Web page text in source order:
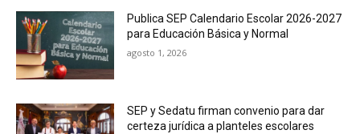
Publica SEP Calendario Escolar 2026-2027
para Educación Básica y Normal
agosto 1, 2026
SEP y Sedatu firman convenio para dar
certeza jurídica a planteles escolares